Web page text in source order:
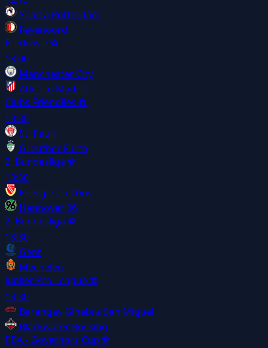
Sparta Rotterdam
Feyenoord
Eredivisie⚽
13:00
Manchester City
Atletico Madrid
Clubs Friendlies ⚽
13:30
St. Pauli
Greuther Furth
2. Bundesliga ⚽
13:30
Energie Cottbus
Hannover 96
2. Bundesliga ⚽
13:30
Gent
Mechelen
Jupiler Pro League⚽
13:30
Barangay Ginebra San Miguel
Blackwater Bossing
PBA - Governors Cup ⚽